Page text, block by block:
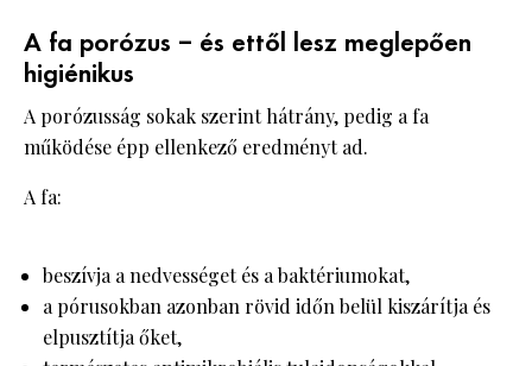
A fa porózus – és ettől lesz meglepően
higiénikus
A porózusság sokak szerint hátrány, pedig a fa
működése épp ellenkező eredményt ad.
A fa:
beszívja a nedvességet és a baktériumokat,
a pórusokban azonban rövid időn belül kiszárítja és
elpusztítja őket,